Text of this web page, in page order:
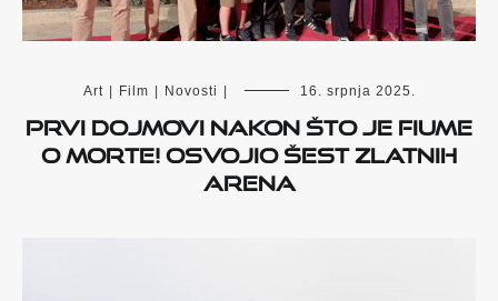
Art | Film | Novosti | 16. srpnja 2025.
Prvi dojmovi nakon što je Fiume
o morte! osvojio šest Zlatnih
Arena